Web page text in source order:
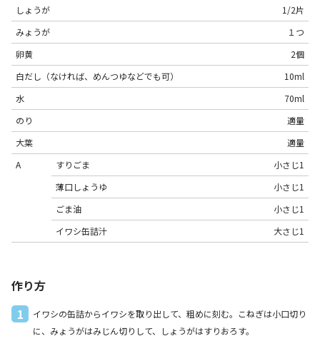
しょうが
1/2片
みょうが
１つ
卵黄
2個
白だし（なければ、めんつゆなどでも可）
10ml
水
70ml
のり
適量
大葉
適量
A
すりごま
小さじ1
薄口しょうゆ
小さじ1
ごま油
小さじ1
イワシ缶詰汁
大さじ1
作り方
1
イワシの缶詰からイワシを取り出して、粗めに刻む。こねぎは小口切り
に、みょうがはみじん切りして、しょうがはすりおろす。